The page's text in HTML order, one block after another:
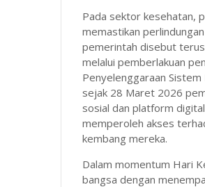
Pada sektor kesehatan,
memastikan
pemerintah disebut
melalui pemberlakuan
Penyelenggaraan
sejak 28 Maret 2026
sosial dan platform
memperoleh akses
kembang mereka.
Dalam momentum Hari
bangsa dengan